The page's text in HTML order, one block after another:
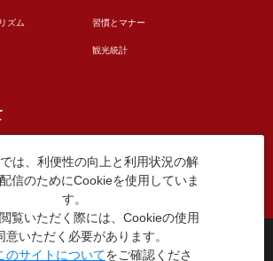
ズム 習慣とマナー
観光統計
広告掲載について
台東区役所観光課
8615 東京都台東区東上野4丁目5番6号
は、利便性の向上と利用状況の解
信のためにCookieを使用していま
す。
覧いただく際には、Cookieの使用
意いただく必要があります。
のサイトについてをご確認くださ